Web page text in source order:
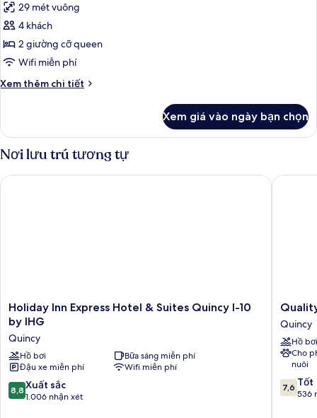
29 mét vuông
4 khách
2 giường cỡ queen
Wifi miễn phí
Xem thêm chi tiết
Chi
Hai
giường
Queen,
không
hút
Xem giá vào ngày bạn chọn
Nơi lưu trú tương tự
Holiday
Inn
Express
Hotel
&
Suites
Quincy
I-
Holiday Inn Express Hotel & Suites Quincy I-10
by IHG
Quincy
Hồ bơi
Bữa sáng miễn phí
Đậu xe miễn phí
Wifi miễn phí
8.8
trên
8,8 Xuất sắc
1.006 nhận xét
Holiday Inn Express Hotel & Suites Quincy I-10 by IHG
Quality
Inn
Quincy
-
West
Quincy
Quincy
Hồ bơi
Cho
nuôi
7.6
trên
7,6 Tốt
536
Quality